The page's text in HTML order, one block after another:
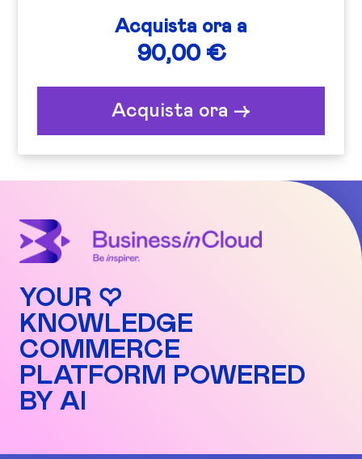
Acquista ora a
90,00 €
Acquista ora ->
YOUR ♡
KNOWLEDGE
COMMERCE
PLATFORM POWERED
BY AI